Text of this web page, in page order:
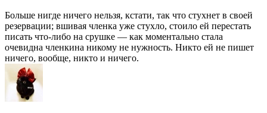
Больше нигде ничего нельзя, кстати, так что стухнет в своей
резервации; вшивая членка уже стухло, стоило ей перестать
писать что-либо на срушке — как моментально стала
очевидна членкина никому не нужность. Никто ей не пишет
ничего, вообще, никто и ничего.